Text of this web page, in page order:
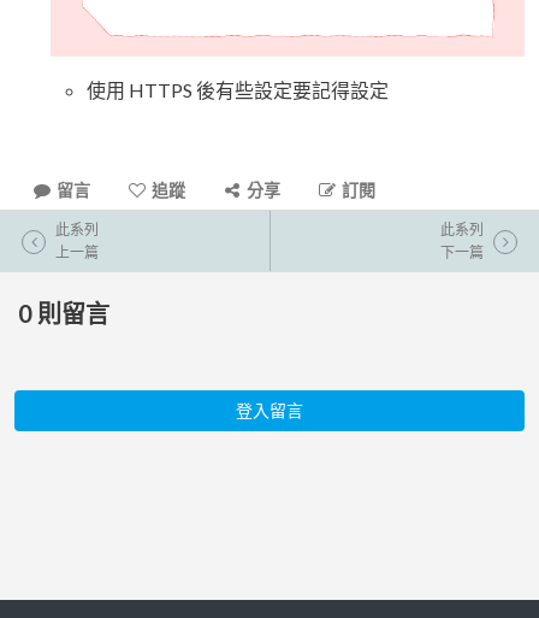
使用 HTTPS 後有些設定要記得設定
留言 追蹤 分享 訂閱
此系列
上一篇
此系列
下一篇
0 則留言
登入留言